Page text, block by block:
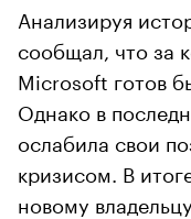
Анализируя
сообщал, что за
Microsoft готов
Однако в
ослабила свои
кризисом. В
новому